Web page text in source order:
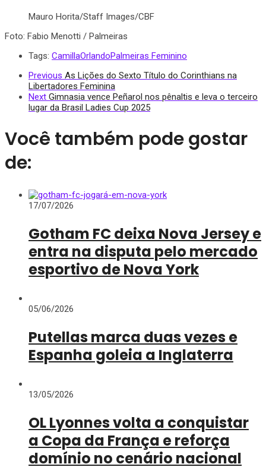
Mauro Horita/Staff Images/CBF
Foto: Fabio Menotti / Palmeiras
Tags: CamillaOrlandoPalmeiras Feminino
Previous As Lições do Sexto Título do Corinthians na
Libertadores Feminina
Next Gimnasia vence Peñarol nos pênaltis e leva o terceiro
lugar da Brasil Ladies Cup 2025
Você também pode gostar
de:
17/07/2026
Gotham FC deixa Nova Jersey e
entra na disputa pelo mercado
esportivo de Nova York
05/06/2026
Putellas marca duas vezes e
Espanha goleia a Inglaterra
13/05/2026
OL Lyonnes volta a conquistar
a Copa da França e reforça
domínio no cenário nacional